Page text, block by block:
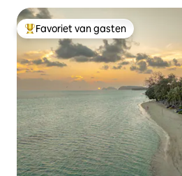
Topfavoriet van gasten
Favoriet van gasten